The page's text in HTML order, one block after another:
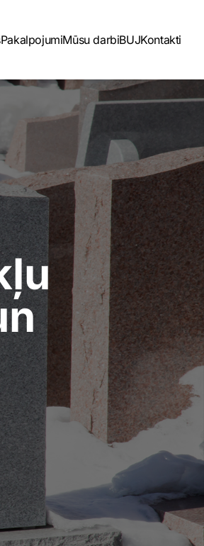
PakalpojumiMūsu darbiBUJKontakti